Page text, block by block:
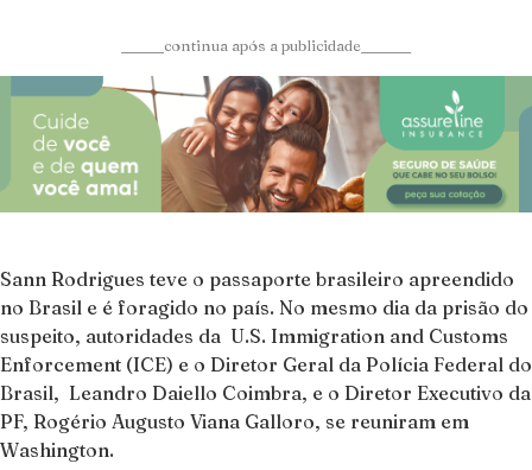
______continua após a publicidade_______
Sann Rodrigues teve o passaporte brasileiro apreendido
no Brasil e é foragido no país. No mesmo dia da prisão do
suspeito, autoridades da U.S. Immigration and Customs
Enforcement (ICE) e o Diretor Geral da Polícia Federal do
Brasil, Leandro Daiello Coimbra, e o Diretor Executivo da
PF, Rogério Augusto Viana Galloro, se reuniram em
Washington.